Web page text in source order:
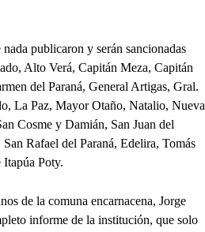
publicaron y serán sancionadas
Alto Verá, Capitán Meza, Capitán
del Paraná, General Artigas, Gral.
La Paz, Mayor Otaño, Natalio, Nueva
Cosme y Damián, San Juan del
Rafael del Paraná, Edelira, Tomás
Poty.
de la comuna encarnacena, Jorge
informe de la institución, que solo